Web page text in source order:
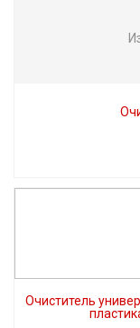
Очиститель